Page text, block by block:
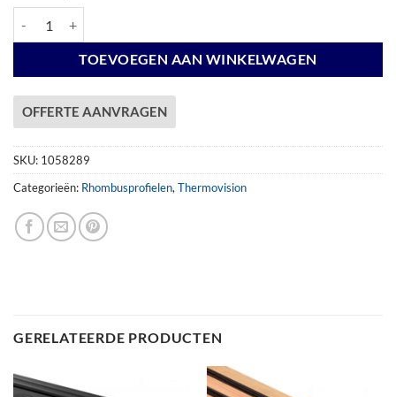
TOEVOEGEN AAN WINKELWAGEN
OFFERTE AANVRAGEN
SKU: 1058289
Categorieën: Rhombusprofielen,Thermovision
GERELATEERDE PRODUCTEN